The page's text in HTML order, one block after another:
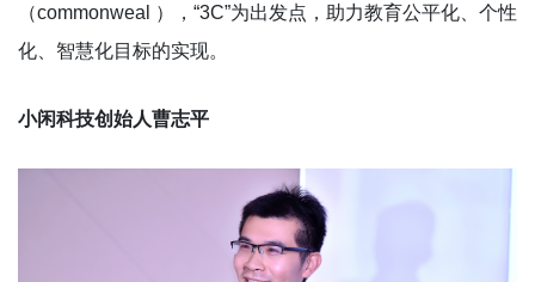
（commonweal ），“3C”为出发点，助力教育公平化、个性
化、智慧化目标的实现。
小闲科技创始人曹志平